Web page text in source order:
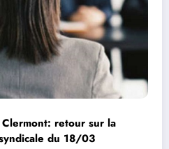
Clermont: retour sur la
du 18/03